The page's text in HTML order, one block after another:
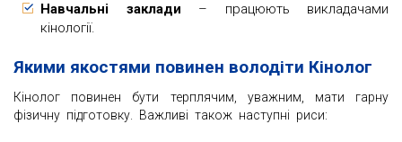
Навчальні заклади – працюють викладачами
кінології.
Якими якостями повинен володіти Кінолог
Кінолог повинен бути терплячим, уважним, мати гарну
фізичну підготовку. Важливі також наступні риси: